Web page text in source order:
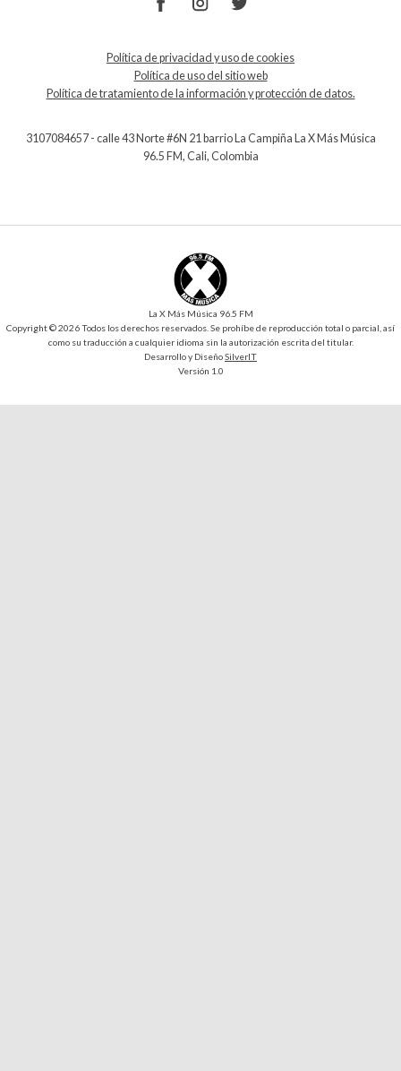
Política de privacidad y uso de cookies
Política de uso del sitio web
Política de tratamiento de la información y protección de datos.
3107084657 - calle 43 Norte #6N 21 barrio La Campiña La X Más Música
96.5 FM, Cali, Colombia
La X Más Música 96.5 FM
Copyright © 2026 Todos los derechos reservados. Se prohíbe de reproducción total o parcial, así
como su traducción a cualquier idioma sin la autorización escrita del titular.
Desarrollo y DiseñoSilverIT
Versión 1.0